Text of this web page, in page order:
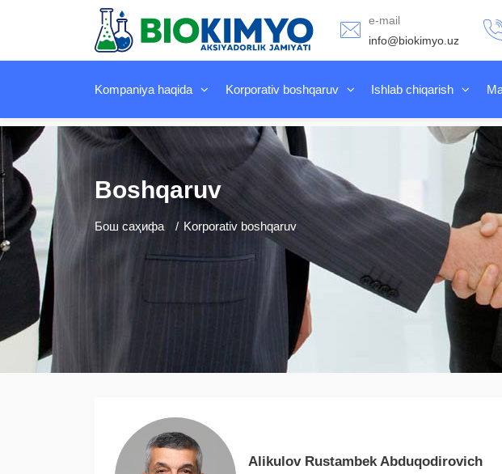
e-mail
info@biokimyo.uz
Kompaniya haqida Korporativ boshqaruv Ishlab chiqarish
Boshqaruv
Бош саҳифа Korporativ boshqaruv
Alikulov Rustambek Abduqodirovich